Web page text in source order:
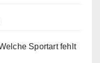
Sportart fehlt